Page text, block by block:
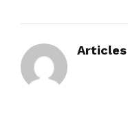
Articles